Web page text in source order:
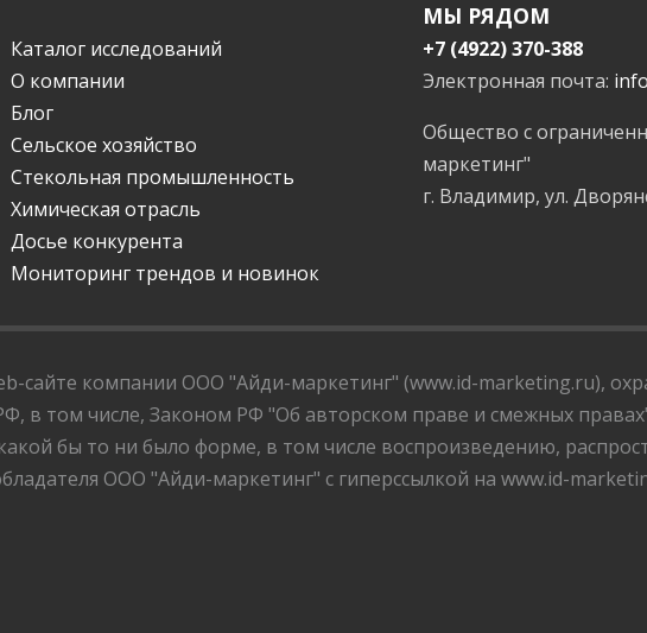
Каталог исследований
О компании
Блог
Сельское хозяйство
Стекольная промышленность
Химическая отрасль
Досье конкурента
Мониторинг трендов и новинок
МЫ РЯДОМ
+7 (4922) 370-388
Электронная почта:
Общество с
маркетинг"
г. Владимир, ул.
сайте компании ООО "Айди-маркетинг" (www.id-marketing.ru),
в том числе, Законом РФ "Об авторском праве и смежных
бы то ни было форме, в том числе воспроизведению,
ООО "Айди-маркетинг" с гиперссылкой на www.id-